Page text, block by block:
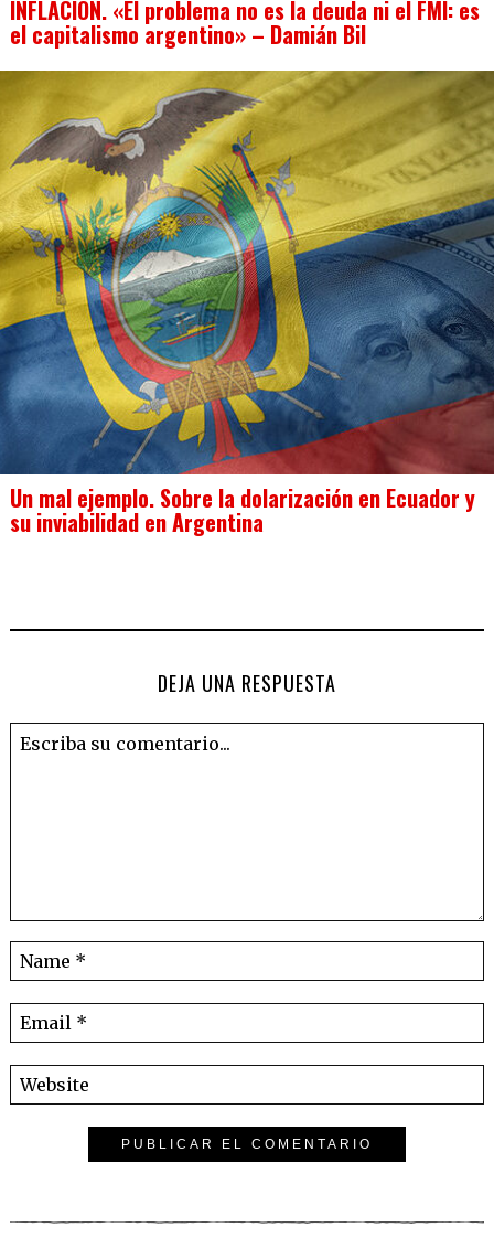
INFLACIÓN. «El problema no es la deuda ni el FMI: es
el capitalismo argentino» – Damián Bil
Un mal ejemplo. Sobre la dolarización en Ecuador y
su inviabilidad en Argentina
DEJA UNA RESPUESTA